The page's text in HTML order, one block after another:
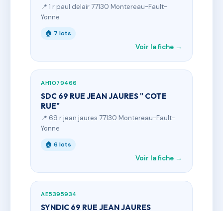
📍 1 r paul delair 77130 Montereau-Fault-
Yonne
🏠 7 lots
Voir la fiche →
AH1079466
SDC 69 RUE JEAN JAURES " COTE
RUE"
📍 69 r jean jaures 77130 Montereau-Fault-
Yonne
🏠 6 lots
Voir la fiche →
AE5395934
SYNDIC 69 RUE JEAN JAURES